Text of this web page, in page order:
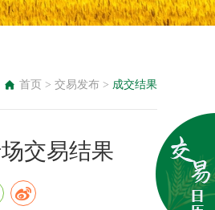
首页 > 交易发布 > 成交结果
交易结果